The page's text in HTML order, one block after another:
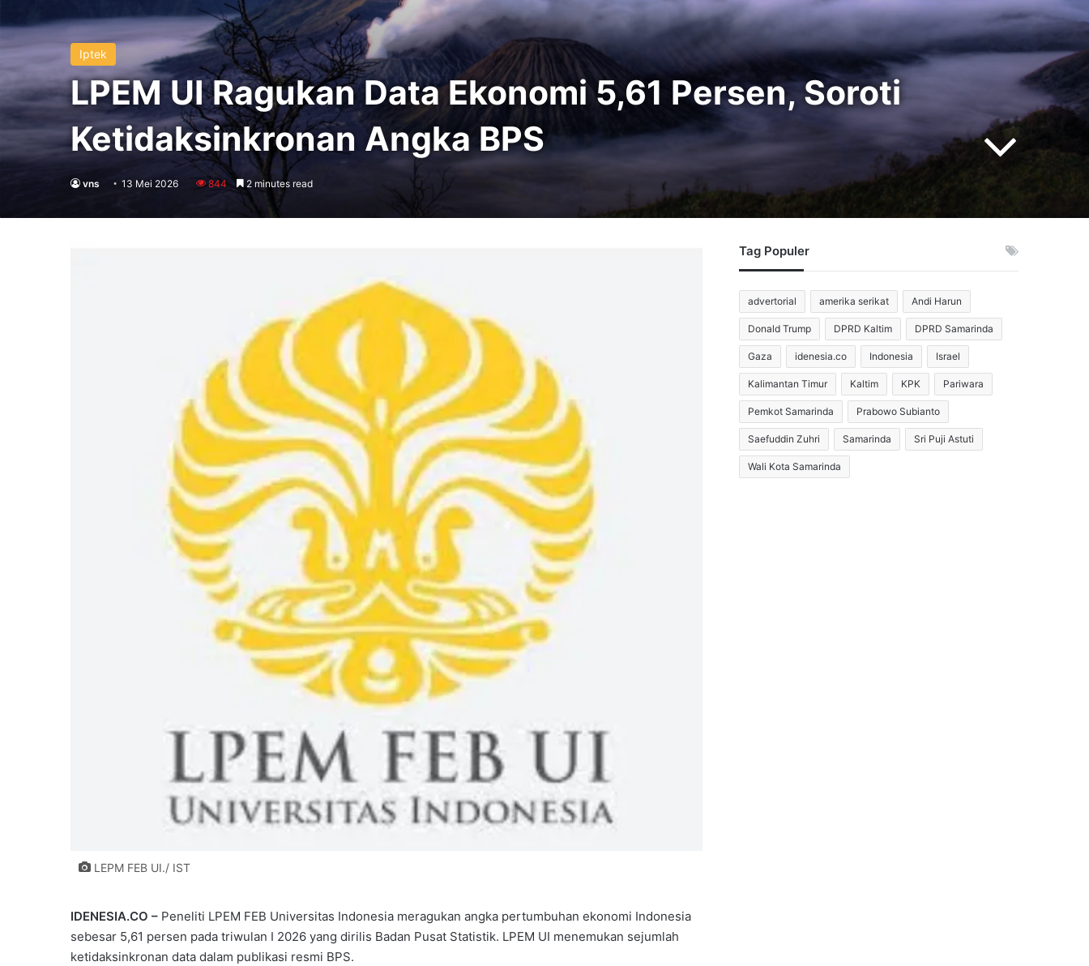
Iptek
LPEM UI Ragukan Data Ekonomi 5,61 Persen, Soroti
Ketidaksinkronan Angka BPS
vns 13 Mei 2026 844 2 minutes read
LEPM FEB UI./ IST
IDENESIA.CO – Peneliti LPEM FEB Universitas Indonesia meragukan angka pertumbuhan ekonomi Indonesia
sebesar 5,61 persen pada triwulan I 2026 yang dirilis Badan Pusat Statistik. LPEM UI menemukan sejumlah
ketidaksinkronan data dalam publikasi resmi BPS.
Tag Populer
advertorial amerika serikat Andi Harun
Donald Trump DPRD Kaltim DPRD Samarinda
Gaza idenesia.co Indonesia Israel
Kalimantan Timur Kaltim KPK Pariwara
Pemkot Samarinda Prabowo Subianto
Saefuddin Zuhri Samarinda Sri Puji Astuti
Wali Kota Samarinda